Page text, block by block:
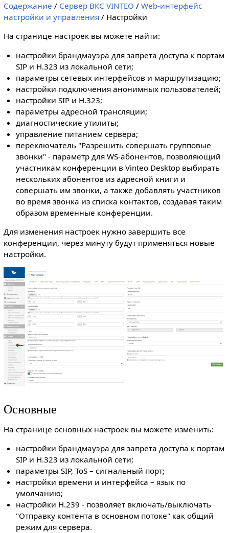
Содержание / Сервер ВКС VINTEO / Web-интерфейс
настройки и управления/ Настройки
На странице настроек вы можете найти:
настройки брандмауэра для запрета доступа к портам
SIP и H.323 из локальной сети;
параметры сетевых интерфейсов и маршрутизацию;
настройки подключения анонимных пользователей;
настройки SIP и H.323;
параметры адресной трансляции;
диагностические утилиты;
управление питанием сервера;
переключатель "Разрешить совершать групповые
звонки" - параметр для WS-абонентов, позволяющий
участникам конференции в Vinteo Desktop выбирать
нескольких абонентов из адресной книги и
совершать им звонки, а также добавлять участников
во время звонка из списка контактов, создавая таким
образом временные конференции.
Для изменения настроек нужно завершить все
конференции, через минуту будут применяться новые
настройки.
Основные
На странице основных настроек вы можете изменить:
настройки брандмауэра для запрета доступа к портам
SIP и H.323 из локальной сети;
параметры SIP, ToS – сигнальный порт;
настройки времени и интерфейса – язык по
умолчанию;
настройки H.239 - позволяет включать/выключать
"Отправку контента в основном потоке" как общий
режим для сервера.